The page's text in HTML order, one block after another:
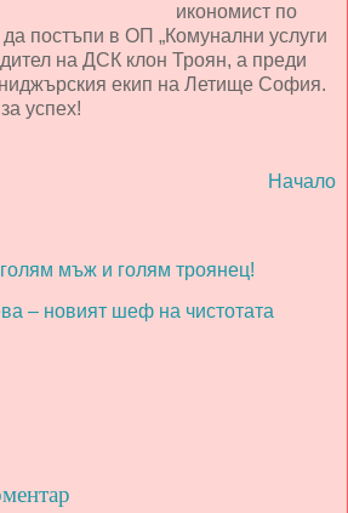
икономист по
постъпи в ОП „Комунални услуги
на ДСК клон Троян, а преди
екип на Летище София.
успех!
Начало
мъж и голям троянец!
– новият шеф на чистотата